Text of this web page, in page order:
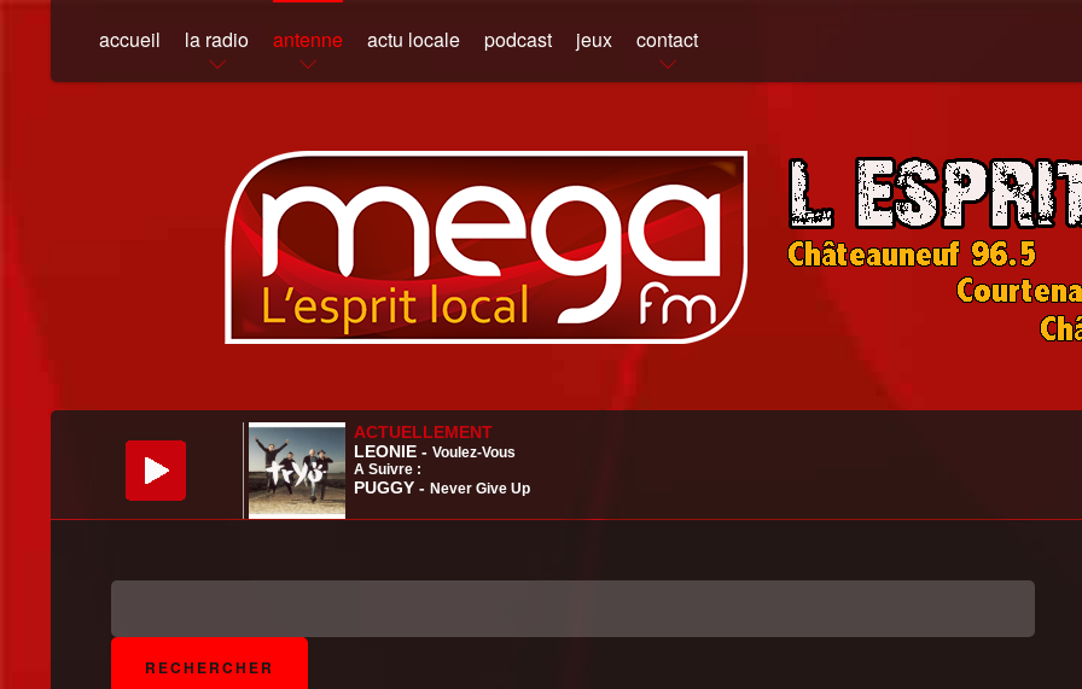
accueil la radio antenne actu locale podcast jeux contact